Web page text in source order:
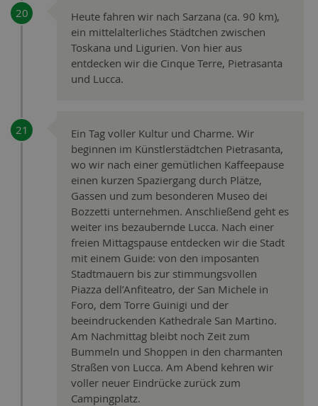
Heute fahren wir nach Sarzana (ca. 90 km),
ein mittelalterliches Städtchen zwischen
Toskana und Ligurien. Von hier aus
entdecken wir die Cinque Terre, Pietrasanta
und Lucca.
Ein Tag voller Kultur und Charme. Wir
beginnen im Künstlerstädtchen Pietrasanta,
wo wir nach einer gemütlichen Kaffeepause
einen kurzen Spaziergang durch Plätze,
Gassen und zum besonderen Museo dei
Bozzetti unternehmen. Anschließend geht es
weiter ins bezaubernde Lucca. Nach einer
freien Mittagspause entdecken wir die Stadt
mit einem Guide: von den imposanten
Stadtmauern bis zur stimmungsvollen
Piazza dell’Anfiteatro, der San Michele in
Foro, dem Torre Guinigi und der
beeindruckenden Kathedrale San Martino.
Am Nachmittag bleibt noch Zeit zum
Bummeln und Shoppen in den charmanten
Straßen von Lucca. Am Abend kehren wir
voller neuer Eindrücke zurück zum
Campingplatz.